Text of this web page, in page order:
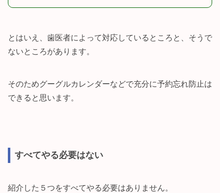
とはいえ、歯医者によって対応しているところと、そうで
ないところがあります。
そのためグーグルカレンダーなどで充分に予約忘れ防止は
できると思います。
すべてやる必要はない
紹介した５つをすべてやる必要はありません。